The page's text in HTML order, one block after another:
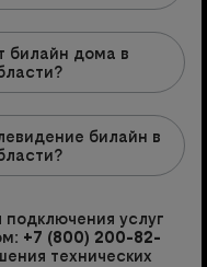
билайн дома в
билайн в
услуг
+7 (800) 200-82-
технических